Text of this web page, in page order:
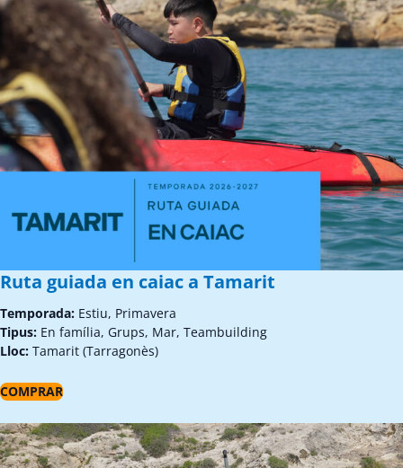
Ruta guiada en caiac a Tamarit
Temporada: Estiu, Primavera
Tipus: En família, Grups, Mar, Teambuilding
Lloc: Tamarit (Tarragonès)
COMPRAR